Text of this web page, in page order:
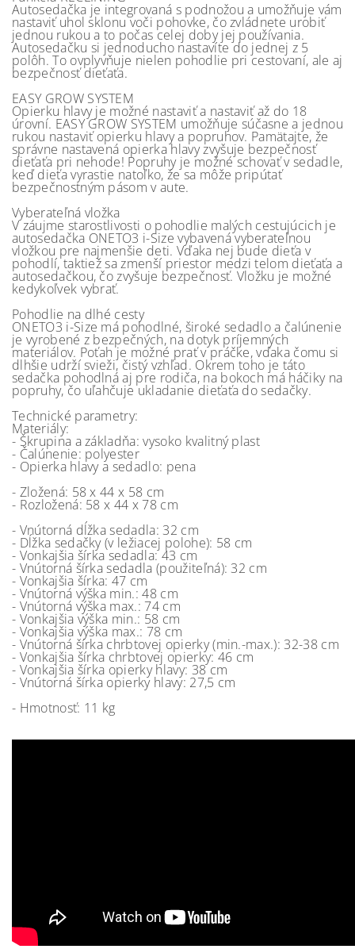
Autosedačka je integrovaná s podnožou a umožňuje vám
nastaviť uhol sklonu voči pohovke, čo zvládnete urobiť
jednou rukou a to počas celej doby jej používania.
Autosedačku si jednoducho nastavíte do jednej z 5
polôh. To ovplyvňuje nielen pohodlie pri cestovaní, ale aj
bezpečnosť dieťaťa.
EASY GROW SYSTEM
Opierku hlavy je možné nastaviť a nastaviť až do 18
úrovní. EASY GROW SYSTEM umožňuje súčasne a jednou
rukou nastaviť opierku hlavy a popruhov. Pamätajte, že
správne nastavená opierka hlavy zvyšuje bezpečnosť
dieťaťa pri nehode! Popruhy je možné schovať v sedadle,
keď dieťa vyrastie natoľko, že sa môže pripútať
bezpečnostným pásom v aute.
Vyberateľná vložka
V záujme starostlivosti o pohodlie malých cestujúcich je
autosedačka ONETO3 i-Size vybavená vyberateľnou
vložkou pre najmenšie deti. Vďaka nej bude dieťa v
pohodlí, taktiež sa zmenší priestor medzi telom dieťaťa a
autosedačkou, čo zvyšuje bezpečnosť. Vložku je možné
kedykoľvek vybrať.
Pohodlie na dlhé cesty
ONETO3 i-Size má pohodlné, široké sedadlo a čalúnenie
je vyrobené z bezpečných, na dotyk príjemných
materiálov. Poťah je možné prať v práčke, vďaka čomu si
dlhšie udrží svieži, čistý vzhľad. Okrem toho je táto
sedačka pohodlná aj pre rodiča, na bokoch má háčiky na
popruhy, čo uľahčuje ukladanie dieťaťa do sedačky.
Technické parametry:
Materiály:
- Škrupina a základňa: vysoko kvalitný plast
- Čalúnenie: polyester
- Opierka hlavy a sedadlo: pena
- Zložená: 58 x 44 x 58 cm
- Rozložená: 58 x 44 x 78 cm
- Vnútorná dĺžka sedadla: 32 cm
- Dĺžka sedačky (v ležiacej polohe): 58 cm
- Vonkajšia šírka sedadla: 43 cm
- Vnútorná šírka sedadla (použiteľná): 32 cm
- Vonkajšia šírka: 47 cm
- Vnútorná výška min.: 48 cm
- Vnútorná výška max.: 74 cm
- Vonkajšia výška min.: 58 cm
- Vonkajšia výška max.: 78 cm
- Vnútorná šírka chrbtovej opierky (min.-max.): 32-38 cm
- Vonkajšia šírka chrbtovej opierky: 46 cm
- Vonkajšia šírka opierky hlavy: 38 cm
- Vnútorná šírka opierky hlavy: 27,5 cm
- Hmotnosť: 11 kg